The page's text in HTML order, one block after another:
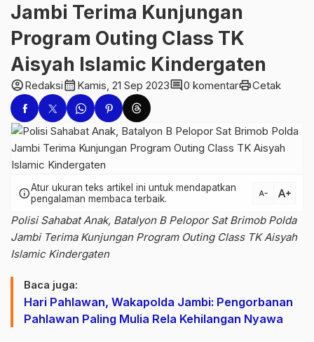
Jambi Terima Kunjungan
Program Outing Class TK
Aisyah Islamic Kindergaten
account_circleRedaksicalendar_month Kamis, 21 Sep 2023comment0 komentarprintCetak
infoAtur ukuran teks artikel ini untuk mendapatkan
pengalaman membaca terbaik.
text_decrease text_increase
Polisi Sahabat Anak, Batalyon B Pelopor Sat Brimob Polda
Jambi Terima Kunjungan Program Outing Class TK Aisyah
Islamic Kindergaten
Baca juga:
Hari Pahlawan, Wakapolda Jambi: Pengorbanan
Pahlawan Paling Mulia Rela Kehilangan Nyawa